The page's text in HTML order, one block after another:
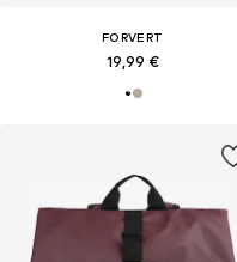
FORVERT
19,99 €